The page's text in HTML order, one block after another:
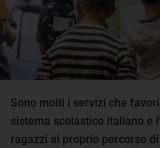
Sono molti i servizi che
sistema scolastico italiano e
ragazzi al proprio percorso